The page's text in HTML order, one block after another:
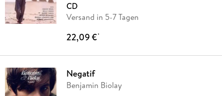
CD
Versand in 5-7 Tagen
22,09 €*
Negatif
Benjamin Biolay